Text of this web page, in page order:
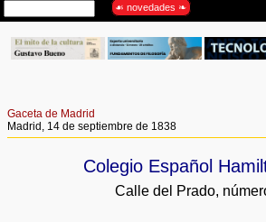
Gaceta de Madrid
Madrid, 14 de septiembre de 1838
Colegio Español
Calle del Prado,